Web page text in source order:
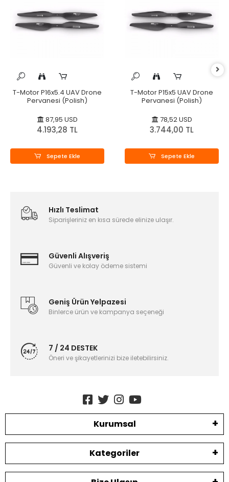
T-Motor P16x5.4 UAV Drone
Pervanesi (Polish)
87,95 USD
4.193,28 TL
Sepete Ekle
T-Motor P15x5 UAV Drone
Pervanesi (Polish)
78,52 USD
3.744,00 TL
Sepete Ekle
Hızlı Teslimat
Siparişleriniz en kısa sürede elinize ulaşır.
Güvenli Alışveriş
Güvenli ve kolay ödeme sistemi
Geniş Ürün Yelpazesi
Binlerce ürün ve kampanya seçeneği
7 / 24 DESTEK
Öneri ve şikayetlerinizi bize iletebilirsiniz.
Kurumsal
Kategoriler